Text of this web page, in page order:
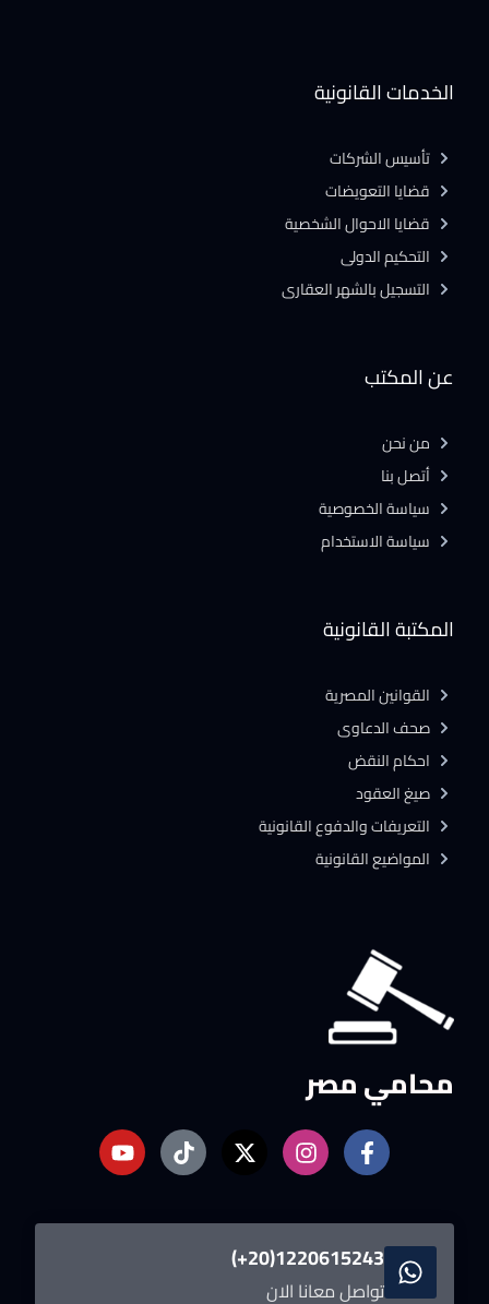
محامي مصر
1220615243(20+)
تواصل معانا الان
المكتبة القانونية
القوانين المصرية
صحف الدعاوى
احكام النقض
صيغ العقود
التعريفات والدفوع القانونية
المواضيع القانونية
عن المكتب
من نحن
أتصل بنا
سياسة الخصوصية
سياسة الاستخدام
الخدمات القانونية
تأسيس الشركات
قضايا التعويضات
قضايا الاحوال الشخصية
التحكيم الدولى
التسجيل بالشهر العقارى